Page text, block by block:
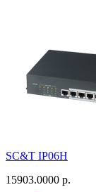
SC&T IP06H
15903.0000 р.